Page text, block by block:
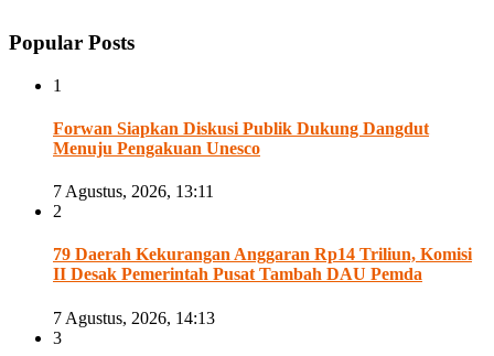
Popular Posts
1
Forwan Siapkan Diskusi Publik Dukung Dangdut
Menuju Pengakuan Unesco
7 Agustus, 2026, 13:11
2
79 Daerah Kekurangan Anggaran Rp14 Triliun, Komisi
II Desak Pemerintah Pusat Tambah DAU Pemda
7 Agustus, 2026, 14:13
3